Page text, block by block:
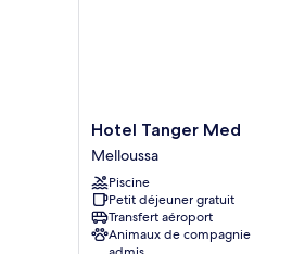
Hotel
Tanger
Med
Melloussa
Hotel Tanger Med
Melloussa
Piscine
Petit déjeuner gratuit
Transfert aéroport
Animaux de compagnie